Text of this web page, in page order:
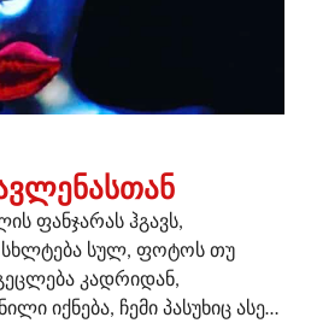
ფანჯარას ჰგავს,
სხლტება სულ, ფოტოს თუ
კადრიდან,
იქნება, ჩემი პასუხიც ასე…